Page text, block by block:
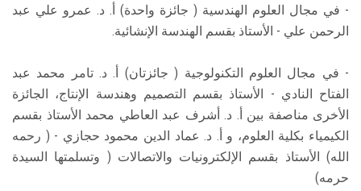
- في مجال العلوم الهندسية ( جائزة واحدة) أ. د. عمرو علي عبد
الرحمن علي - الأستاذ بقسم الهندسة الإنشائية.
- في مجال العلوم التكنولوجية ( جائزتان) أ. د. تامر محمد عبد
الفتاح النادي - الأستاذ بقسم التصميم وهندسة الإنتاج، الجائزة
الأخرى مناصفة بين أ. د. أشرف عبد العاطي محمد الأستاذ بقسم
الكيمياء بكلية العلوم، و أ. د. عماد الدين محمود حجازي - ( رحمه
الله) الأستاذ بقسم الإلكترونيات والاتصالات ( وتسلمتها السيدة
حرمه)